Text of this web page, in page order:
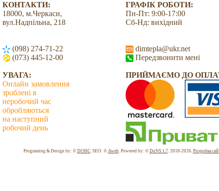
КОНТАКТИ:
18000, м.Черкаси,
вул.Надпільна, 218
(098) 274-71-22
(073) 445-12-00
ГРАФІК РОБОТИ:
Пн-Пт: 9:00-17:00
Сб-Нд: вихідний
dimtepla@ukr.net
Передзвонити мені
УВАГА:
Онлайн замовлення
зроблені в
неробочий час
обробляються
на наступний
робочий день
ПРИЙМАЄМО ДО
Programing & Design by: © DOHC. SEO: © Aweb. Powered by: © DoNS 1.7. 2018-2026. Розробка